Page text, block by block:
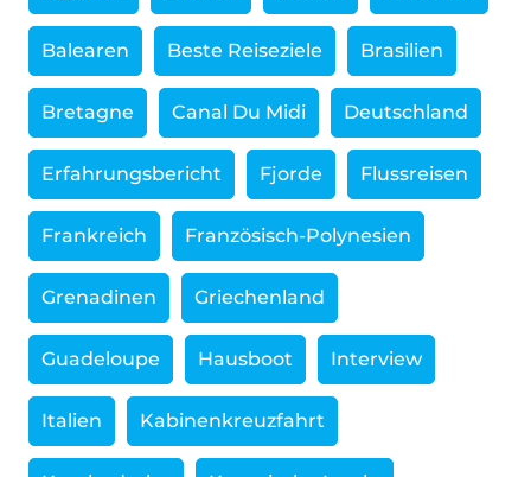
Balearen Beste Reiseziele Brasilien
Bretagne Canal Du Midi Deutschland
Erfahrungsbericht Fjorde Flussreisen
Frankreich Französisch-Polynesien
Grenadinen Griechenland
Guadeloupe Hausboot Interview
Italien Kabinenkreuzfahrt